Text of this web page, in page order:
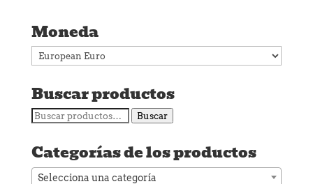
Moneda
Buscar productos
Buscar
Buscar
Categorías de los productos
Selecciona una categoría